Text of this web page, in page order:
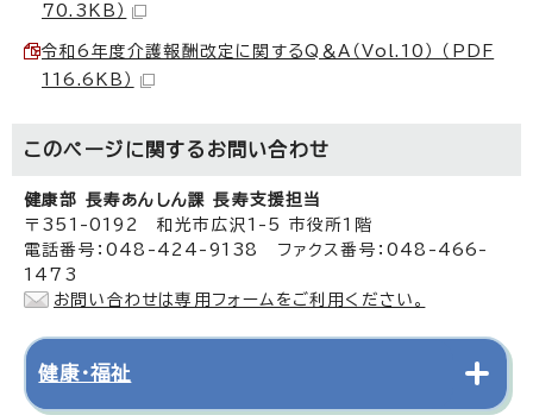
70.3KB）
令和6年度介護報酬改定に関するQ＆A（Vol.10） （PDF
116.6KB）
このページに関する お問い合わせ
健康部 長寿あんしん課 長寿支援担当
〒351-0192 和光市広沢1-5 市役所1階
電話番号：048-424-9138 ファクス番号：048-466-
1473
お問い合わせは専用フォームをご利用ください。
健康・福祉